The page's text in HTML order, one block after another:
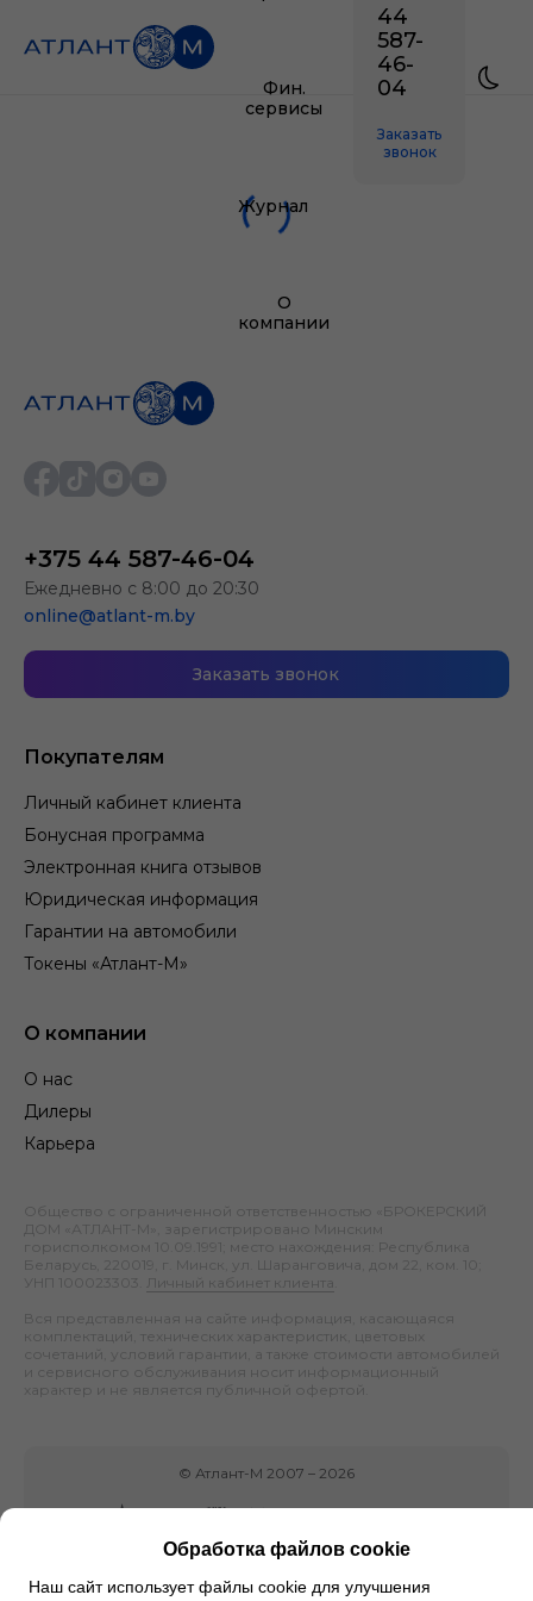
Фин.
сервисы
Журнал
О
компании
44
587-
46-
04
Заказать
звонок
Покупателям
Личный кабинет клиента
Бонусная программа
Электронная книга отзывов
Юридическая информация
Гарантии на автомобили
Токены «Атлант-М»
О компании
О нас
Дилеры
Карьера
+375 44 587-46-04
Ежедневно с 8:00 до 20:30
online@atlant-m.by
Заказать звонок
Общество с ограниченной ответственностью «БРОКЕРСКИЙ
ДОМ «АТЛАНТ-М», зарегистрировано Минским
горисполкомом 10.09.1991; место нахождения: Республика
Беларусь, 220019, г. Минск, ул. Шаранговича, дом 22, ком. 10;
УНП 100023303.
Личный кабинет клиента
Вся представленная на сайте информация, касающаяся
комплектаций, технических характеристик, цветовых
сочетаний, условий гарантии, а также стоимости автомобилей
и сервисного обслуживания носит информационный
характер и не является публичной офертой.
© Атлант-М 2007 – 2026
Обработка файлов cookie
Наш сайт использует файлы cookie для улучшения